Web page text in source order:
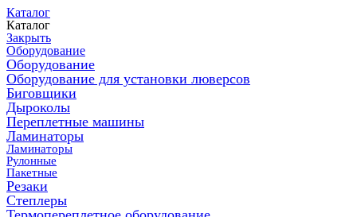
Каталог
Каталог
Закрыть
Оборудование
Оборудование
Оборудование для установки люверсов
Биговщики
Дыроколы
Переплетные машины
Ламинаторы
Ламинаторы
Рулонные
Пакетные
Резаки
Степлеры